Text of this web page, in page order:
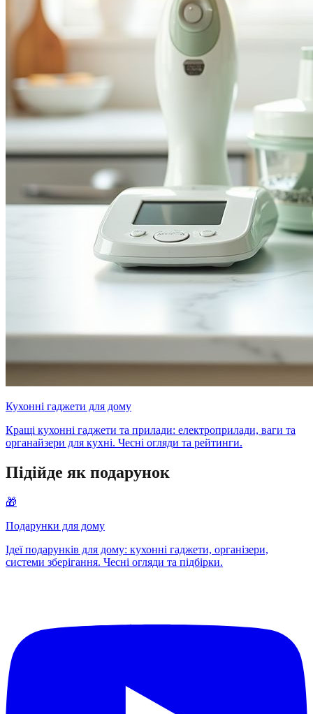
Кухонні гаджети для дому
Кращі кухонні гаджети та прилади: електроприлади, ваги та
органайзери для кухні. Чесні огляди та рейтинги.
Підійде як подарунок
🎁
Подарунки для дому
Ідеї подарунків для дому: кухонні гаджети, організери,
системи зберігання. Чесні огляди та підбірки.